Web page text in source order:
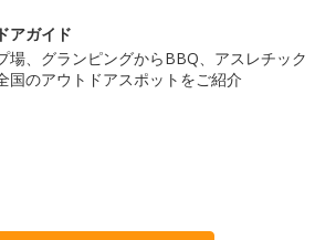
アガイド
場、グランピングからBBQ、アスレチック
国のアウトドアスポットをご紹介